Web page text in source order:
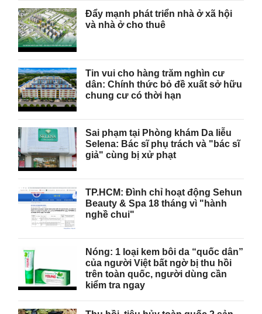
Đẩy mạnh phát triển nhà ở xã hội
và nhà ở cho thuê
Tin vui cho hàng trăm nghìn cư
dân: Chính thức bỏ đề xuất sở hữu
chung cư có thời hạn
Sai phạm tại Phòng khám Da liễu
Selena: Bác sĩ phụ trách và "bác sĩ
giả" cùng bị xử phạt
TP.HCM: Đình chỉ hoạt động Sehun
Beauty & Spa 18 tháng vì "hành
nghề chui"
Nóng: 1 loại kem bôi da “quốc dân”
của người Việt bất ngờ bị thu hồi
trên toàn quốc, người dùng cần
kiểm tra ngay